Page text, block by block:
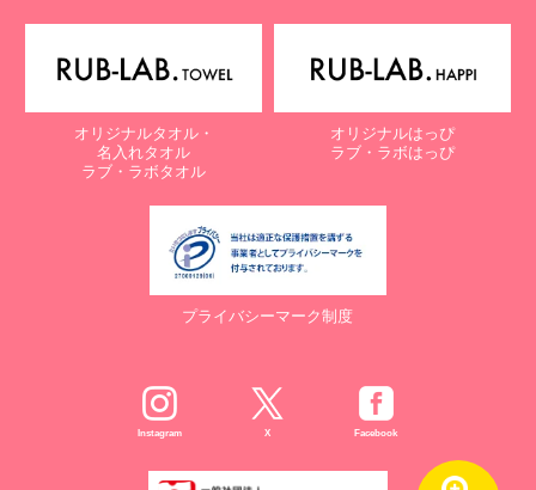
オリジナルタオル・
名入れタオル
ラブ・ラボタオル
オリジナルはっぴ
ラブ・ラボはっぴ
プライバシーマーク制度
Instagram X Facebook